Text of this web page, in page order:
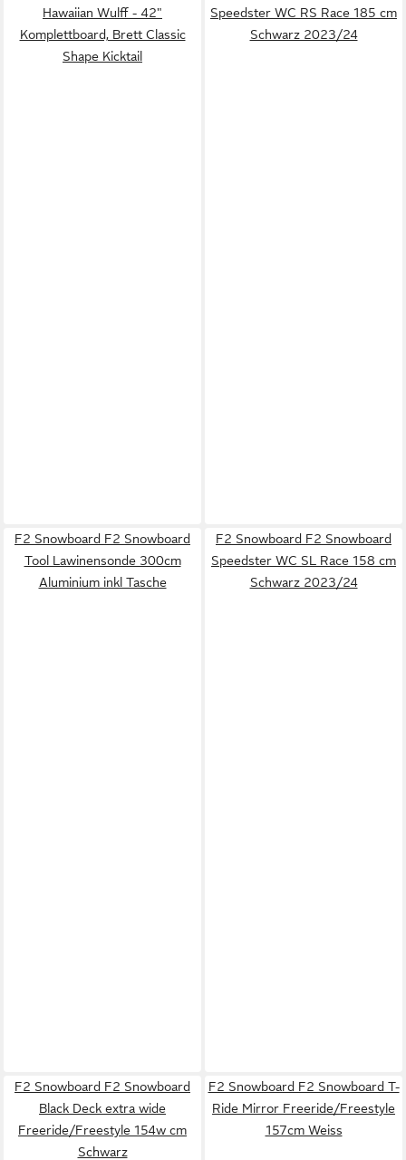
Hawaiian Wulff - 42"
Komplettboard, Brett Classic
Shape Kicktail
Speedster WC RS Race 185 cm
Schwarz 2023/24
F2 Snowboard F2 Snowboard
Tool Lawinensonde 300cm
Aluminium inkl Tasche
F2 Snowboard F2 Snowboard
Speedster WC SL Race 158 cm
Schwarz 2023/24
F2 Snowboard F2 Snowboard
Black Deck extra wide
Freeride/Freestyle 154w cm
Schwarz
F2 Snowboard F2 Snowboard T-
Ride Mirror Freeride/Freestyle
157cm Weiss